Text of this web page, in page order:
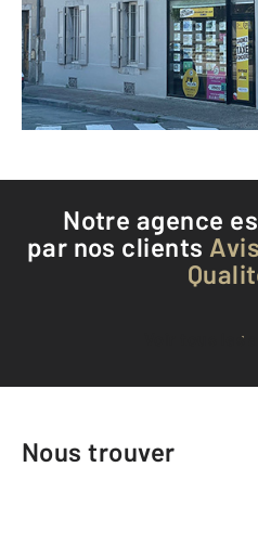
Envoyer
Notre agence
par nos clients
Voir tous les
Nous trouver